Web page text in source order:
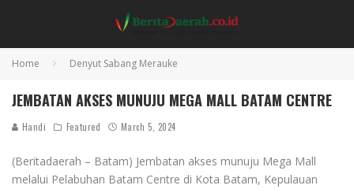
Home Denyut Sabang Merauke
JEMBATAN AKSES MUNUJU MEGA MALL BATAM CENTRE
Handi Featured March 5, 2024
(Beritadaerah – Batam) Jembatan akses munuju Mega Mall
melalui Pelabuhan Batam Centre di Kota Batam, Kepulauan